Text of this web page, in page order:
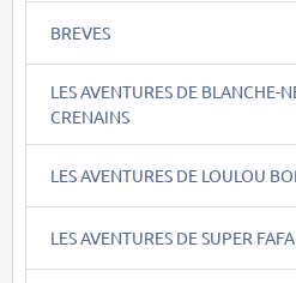
BREVES
LES AVENTURES DE BLANCHE-
CRENAINS
LES AVENTURES DE LOULOU
LES AVENTURES DE SUPER FAFA